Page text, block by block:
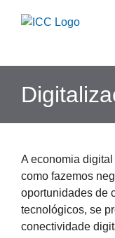
A economia
como fazemos
oportunidades de
tecnológicos, se
conectividade